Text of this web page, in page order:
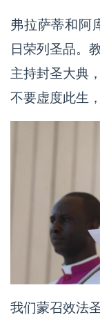
弗拉萨蒂和阿
日荣列圣品。
主持封圣大典
不要虚度此生
我们蒙召效法